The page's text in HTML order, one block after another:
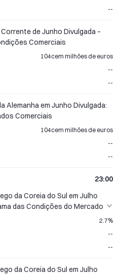
--
de Junho Divulgada –
Comerciais
104cem milhões de euros
--
--
Alemanha em Junho Divulgada:
Comerciais
104cem milhões de euros
--
--
23:00
da Coreia do Sul em Julho
das Condições do Mercado
2.7%
--
--
da Coreia do Sul em Julho